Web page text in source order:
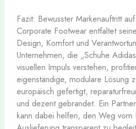
Fazit: Bewusster Markenauftritt
Corporate Footwear entfaltet
Design, Komfort und
Unternehmen, die „Schuhe
visuellen Impuls verstehen,
eigenständige, modulare Lösung
europäisch gefertigt,
und dezent gebrandet. Ein
kann dabei helfen, den Weg vom